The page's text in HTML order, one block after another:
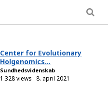
Center for Evolutionary
Holgenomics...
Sundhedsvidenskab
1.328 views 8. april 2021